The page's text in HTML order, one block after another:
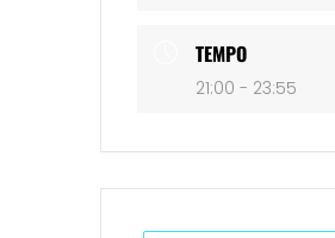
TEMPO
21:00 - 23:55